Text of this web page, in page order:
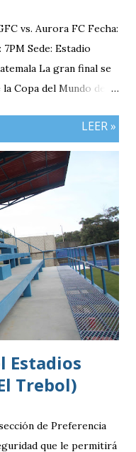
vs. Aurora FC Fecha:
Sede: Estadio
La gran final se
Copa del Mundo de la
partido como el
g
LEER »
Estadios
Trebol)
de Preferencia
que le permitirá